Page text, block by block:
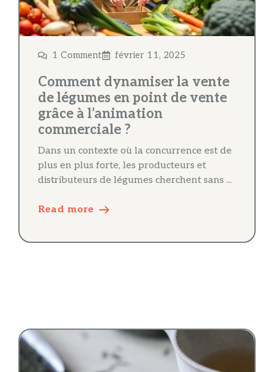
1 Comment février 11, 2025
Comment dynamiser la vente
de légumes en point de vente
grâce à l’animation
commerciale ?
Dans un contexte où la concurrence est de
plus en plus forte, les producteurs et
distributeurs de légumes cherchent sans ...
Read more